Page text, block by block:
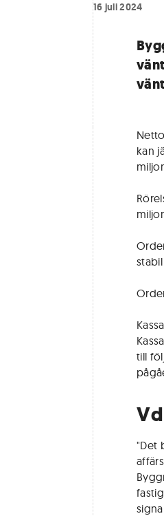
16 juli 2024
kan
till
"Det